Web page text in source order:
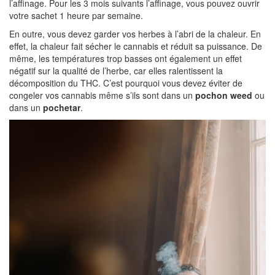
l’affinage. Pour les 3 mois suivants l’affinage, vous pouvez ouvrir
votre sachet 1 heure par semaine.
En outre, vous devez garder vos herbes à l’abri de la chaleur. En
effet, la chaleur fait sécher le cannabis et réduit sa puissance. De
même, les températures trop basses ont également un effet
négatif sur la qualité de l’herbe, car elles ralentissent la
décomposition du THC. C’est pourquoi vous devez éviter de
congeler vos cannabis même s’ils sont dans un pochon weed ou
dans un pochetar.